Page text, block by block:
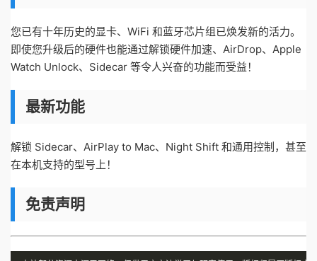
您已有十年历史的显卡、WiFi 和蓝牙芯片组已焕发新的活力。
即使您升级后的硬件也能通过解锁硬件加速、AirDrop、Apple
Watch Unlock、Sidecar 等令人兴奋的功能而受益！
最新功能
解锁 Sidecar、AirPlay to Mac、Night Shift 和通用控制，甚至
在本机支持的型号上！
免责声明